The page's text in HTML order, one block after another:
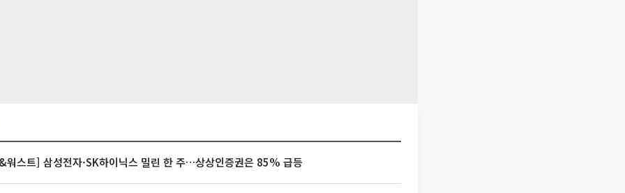
워스트] 삼성전자·SK하이닉스 밀린 한 주…상상인증권은 85% 급등